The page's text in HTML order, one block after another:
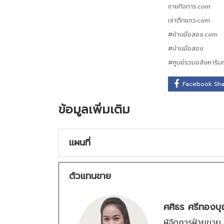
ขายกิจการ.com
เช่าตึกแถว.com
#บ้านมือสอง.com
#บ้านมือสอง
#ศูนย์รวมอสังหาริ
Facebook
ข้อมูลเพิ่มเติม
แผนที่
ตัวแทนขาย
ศศิธร ศรีทอง